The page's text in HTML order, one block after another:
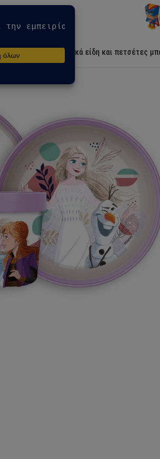
Λευκά είδη και πετσέτες
micro πλαστικό σετ